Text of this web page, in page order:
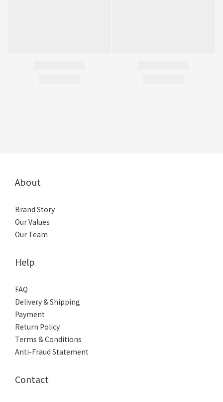
About
Brand Story
Our Values
Our Team
Help
FAQ
Delivery & Shipping
Payment
Return Policy
Terms & Conditions
Anti-Fraud Statement
Contact